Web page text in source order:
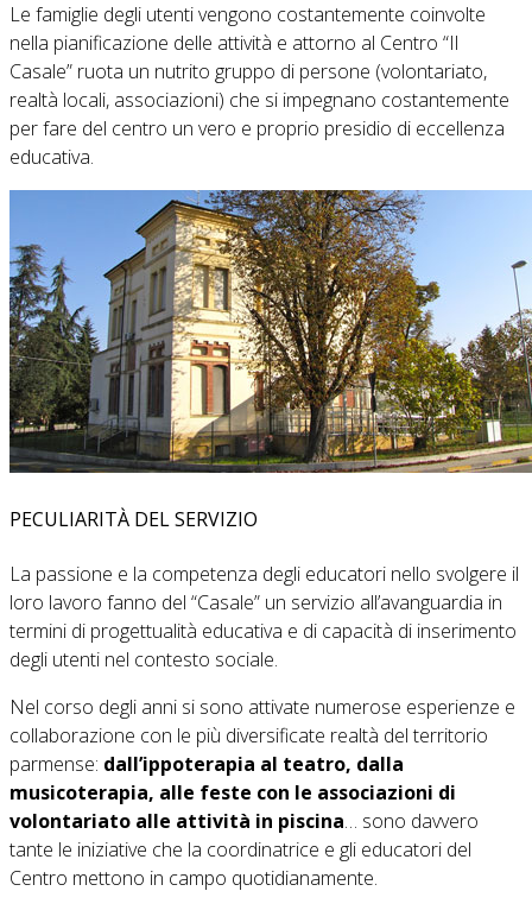
Le famiglie degli utenti vengono costantemente coinvolte
nella pianificazione delle attività e attorno al Centro “Il
Casale” ruota un nutrito gruppo di persone (volontariato,
realtà locali, associazioni) che si impegnano costantemente
per fare del centro un vero e proprio presidio di eccellenza
educativa.
PECULIARITÀ DEL SERVIZIO
La passione e la competenza degli educatori nello svolgere il
loro lavoro fanno del “Casale” un servizio all’avanguardia in
termini di progettualità educativa e di capacità di inserimento
degli utenti nel contesto sociale.
Nel corso degli anni si sono attivate numerose esperienze e
collaborazione con le più diversificate realtà del territorio
parmense: dall’ippoterapia al teatro, dalla
musicoterapia, alle feste con le associazioni di
volontariato alle attività in piscina… sono davvero
tante le iniziative che la coordinatrice e gli educatori del
Centro mettono in campo quotidianamente.